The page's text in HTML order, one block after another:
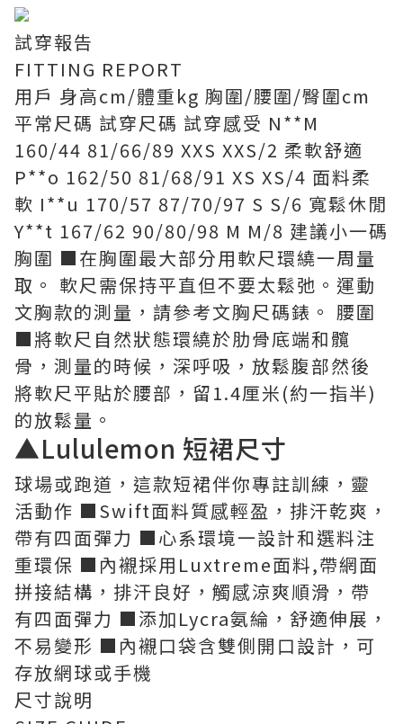
試穿報告
FITTING REPORT
用戶 身高cm/體重kg 胸圍/腰圍/臀圍cm
平常尺碼 試穿尺碼 試穿感受 N**M
160/44 81/66/89 XXS XXS/2 柔軟舒適
P**o 162/50 81/68/91 XS XS/4 面料柔
軟 I**u 170/57 87/70/97 S S/6 寬鬆休閒
Y**t 167/62 90/80/98 M M/8 建議小一碼
胸圍 ■在胸圍最大部分用軟尺環繞一周量
取。 軟尺需保持平直但不要太鬆弛。運動
文胸款的測量，請參考文胸尺碼錶。 腰圍
■將軟尺自然狀態環繞於肋骨底端和髖
骨，測量的時候，深呼吸，放鬆腹部然後
將軟尺平貼於腰部，留1.4厘米(約一指半)
的放鬆量。
▲Lululemon 短裙尺寸
球場或跑道，這款短裙伴你專註訓練，靈
活動作 ■Swift面料質感輕盈，排汗乾爽，
帶有四面彈力 ■心系環境一設計和選料注
重環保 ■內襯採用Luxtreme面料,帶網面
拼接結構，排汗良好，觸感涼爽順滑，帶
有四面彈力 ■添加Lycra氨綸，舒適伸展，
不易變形 ■內襯口袋含雙側開口設計，可
存放網球或手機
尺寸說明